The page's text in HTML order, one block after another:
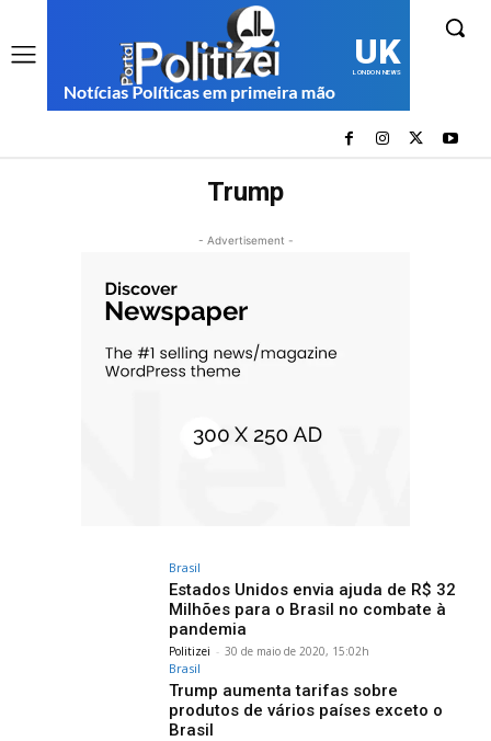
UK
LONDON NEWS
Trump
- Advertisement -
Brasil
Estados Unidos envia ajuda de R$ 32
Milhões para o Brasil no combate à
pandemia
Politizei - 30 de maio de 2020, 15:02h
Brasil
Trump aumenta tarifas sobre
produtos de vários países exceto o
Brasil